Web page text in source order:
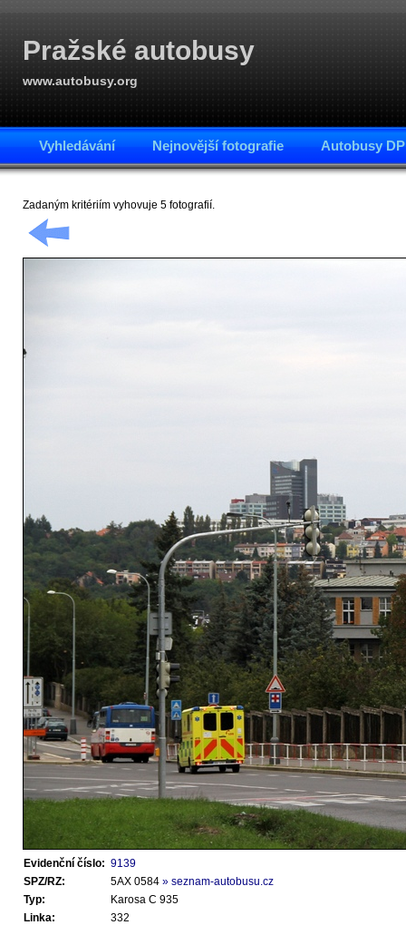
Pražské autobusy
www.autobusy.org
Vyhledávání Nejnovější fotografie Autobusy
Zadaným kritériím vyhovuje 5 fotografií.
Evidenční číslo: 9139
SPZ/RZ:
5AX 0584 » seznam-autobusu.cz
Typ:
Karosa C 935
Linka:
332